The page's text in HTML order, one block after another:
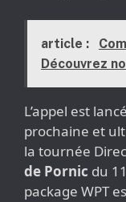
article :
Découvrez
L’appel est
prochaine et
la tournée
de Pornic du
package WPT